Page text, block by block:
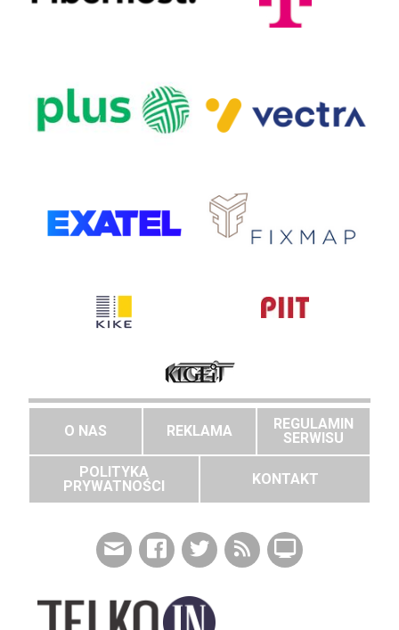
O NAS REKLAMA
REGULAMIN
SERWISU
POLITYKA
PRYWATNOŚCI
KONTAKT